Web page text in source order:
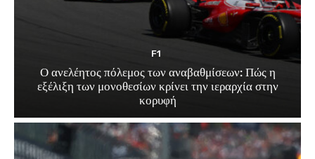
F1
Ο ανελέητος πόλεμος των αναβαθμίσεων: Πώς η
εξέλιξη των μονοθεσίων κρίνει την ιεραρχία στην
κορυφή